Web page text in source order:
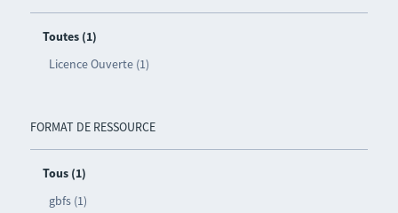
Toutes (1)
Licence Ouverte (1)
FORMAT DE RESSOURCE
Tous (1)
gbfs (1)